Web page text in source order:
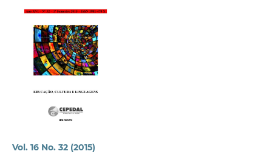
Vol. 16 No. 32 (2015)